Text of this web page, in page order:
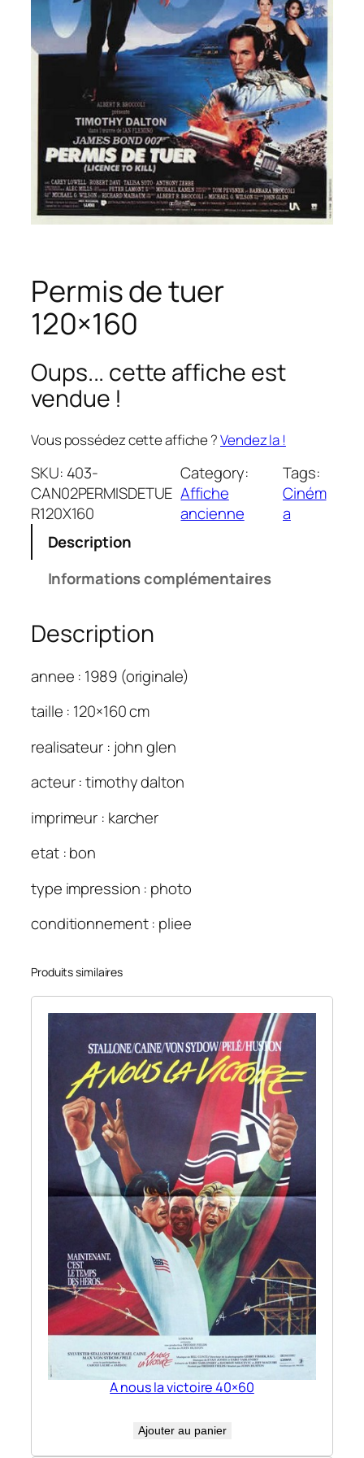
Permis de tuer
120×160
Oups... cette affiche est
vendue !
Vous possédez cette affiche ?Vendez la !
SKU: 403-
CAN02PERMISDETUE
R120X160
Category:
Affiche
ancienne
Tags:
Ciném
a
Description
Informations complémentaires
Description
annee : 1989 (originale)
taille : 120×160 cm
realisateur : john glen
acteur : timothy dalton
imprimeur : karcher
etat : bon
type impression : photo
conditionnement : pliee
Produits similaires
A nous la victoire 40×60
Ajouter au panier